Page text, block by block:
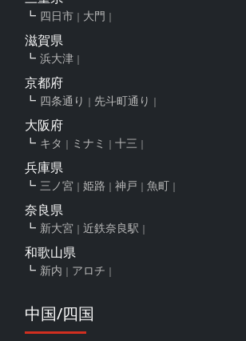
四日市 大門
滋賀県
浜大津
京都府
四条通り 先斗町通り
大阪府
キタ ミナミ 十三
兵庫県
三ノ宮 姫路 神戸 魚町
奈良県
新大宮 近鉄奈良駅
和歌山県
新内 アロチ
中国/四国